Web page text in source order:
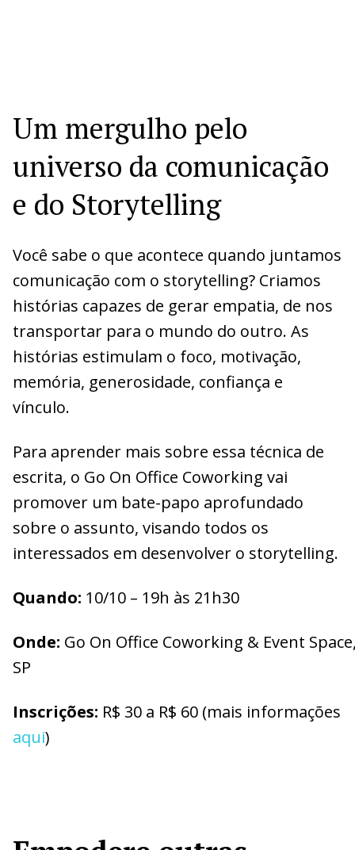
Um mergulho pelo
universo da comunicação
e do Storytelling
Você sabe o que acontece quando juntamos
comunicação com o storytelling? Criamos
histórias capazes de gerar empatia, de nos
transportar para o mundo do outro. As
histórias estimulam o foco, motivação,
memória, generosidade, confiança e
vínculo.
Para aprender mais sobre essa técnica de
escrita, o Go On Office Coworking vai
promover um bate-papo aprofundado
sobre o assunto, visando todos os
interessados em desenvolver o storytelling.
Quando: 10/10 – 19h às 21h30
Onde: Go On Office Coworking & Event
SP
Inscrições: R$ 30 a R$ 60 (mais informações
aqui)